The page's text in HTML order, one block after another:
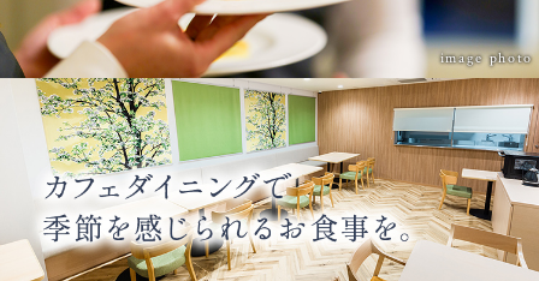
image photo